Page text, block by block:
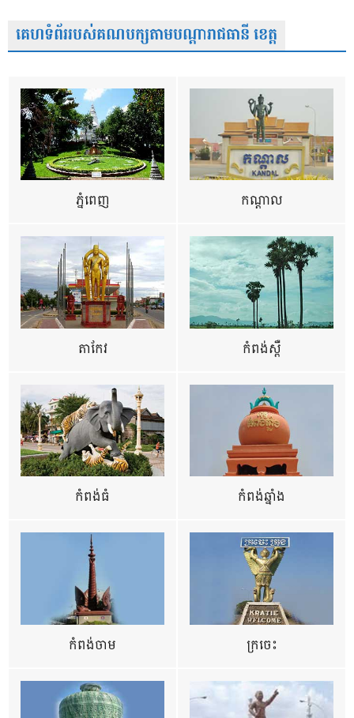
គេហទំព័ររបស់គណបក្សតាមបណ្តារាជធានី ខេត្ត
ភ្នំពេញ កណ្តាល
តាកែវ កំពង់ស្ពឺ
កំពង់ធំ កំពង់ឆ្នាំង
កំពង់ចាម ក្រចេះ